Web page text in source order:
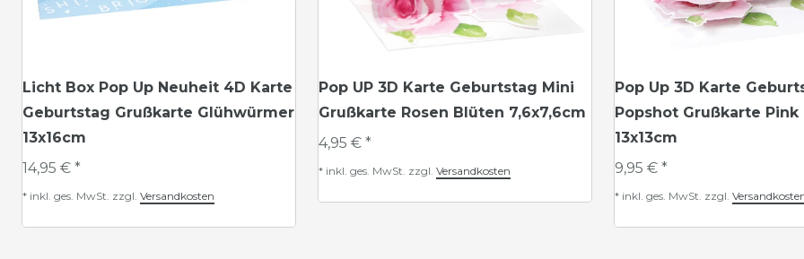
Licht Box Pop Up Neuheit 4D Karte
Geburtstag Grußkarte Glühwürmer
13x16cm
14,95 € *
* inkl. ges. MwSt. zzgl. Versandkosten
Pop UP 3D Karte Geburtstag Mini
Grußkarte Rosen Blüten 7,6x7,6cm
4,95 € *
* inkl. ges. MwSt. zzgl. Versandkosten
Pop Up 3D Karte
Popshot Grußkarte Pink
13x13cm
9,95 € *
* inkl. ges. MwSt. zzgl.